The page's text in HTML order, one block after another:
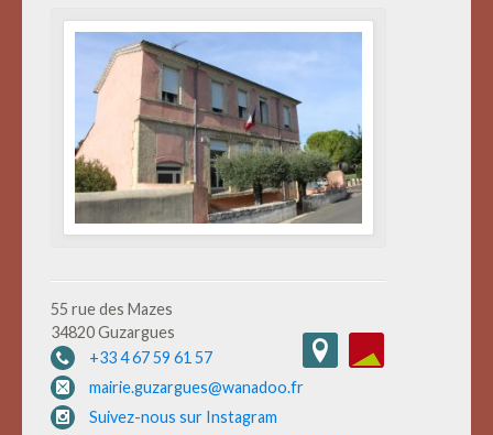
55 rue des Mazes
34820 Guzargues
+33 4 67 59 61 57
mairie.guzargues@wanadoo.fr
Suivez-nous sur Instagram